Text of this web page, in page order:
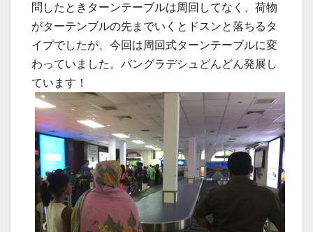
問したときターンテーブルは周回してなく、荷物
がターテンブルの先までいくとドスンと落ちるタ
イプでしたが、今回は周回式ターンテーブルに変
わっていました。バングラデシュどんどん発展し
ています！